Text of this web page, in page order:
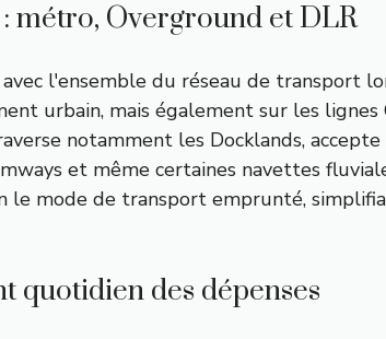
métro, Overground et DLR
l'ensemble du réseau de transport
urbain, mais également sur les
notamment les Docklands,
et même certaines navettes
mode de transport emprunté,
quotidien des dépenses